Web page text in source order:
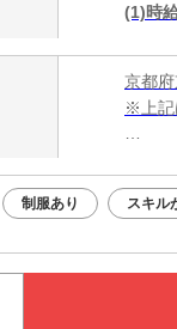
(1)時
京都
※上記
Web
制服あり スキル